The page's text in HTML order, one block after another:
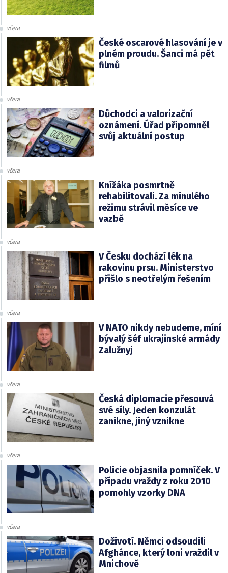
včera
České oscarové hlasování je v
plném proudu. Šanci má pět
filmů
včera
Důchodci a valorizační
oznámení. Úřad připomněl
svůj aktuální postup
včera
Knížáka posmrtně
rehabilitovali. Za minulého
režimu strávil měsíce ve
vazbě
včera
V Česku dochází lék na
rakovinu prsu. Ministerstvo
přišlo s neotřelým řešením
včera
V NATO nikdy nebudeme, míní
bývalý šéf ukrajinské armády
Zalužnyj
včera
Česká diplomacie přesouvá
své síly. Jeden konzulát
zanikne, jiný vznikne
včera
Policie objasnila pomníček. V
případu vraždy z roku 2010
pomohly vzorky DNA
včera
Doživotí. Němci odsoudili
Afghánce, který loni vraždil v
Mnichově